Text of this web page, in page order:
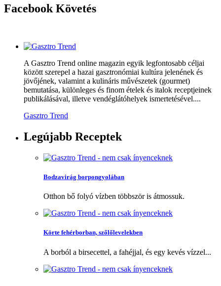
Facebook Követés
A Gasztro Trend online magazin egyik legfontosabb céljai
között szerepel a hazai gasztronómiai kultúra jelenének és
jövőjének, valamint a kulináris művészetek (gourmet)
bemutatása, különleges és finom ételek és italok receptjeinek
publikálásával, illetve vendéglátóhelyek ismertetésével....
Gasztro Trend
Legújabb Receptek
Bodzavirág borpongyolában
Otthon bő folyó vízben többször is átmossuk.
Körte fehérborban, szőlőlevelekben
A borból a birsecettel, a fahéjjal, és egy kevés vízzel...